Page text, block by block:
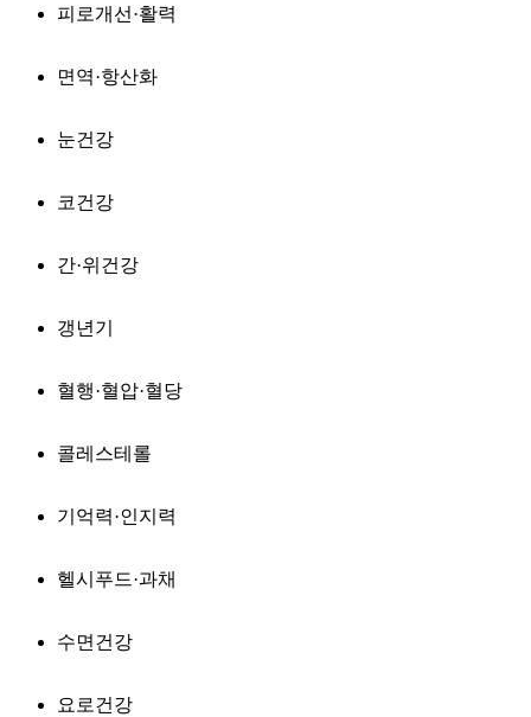
피로개선·활력
면역·항산화
눈건강
코건강
간·위건강
갱년기
혈행·혈압·혈당
콜레스테롤
기억력·인지력
헬시푸드·과채
수면건강
요로건강